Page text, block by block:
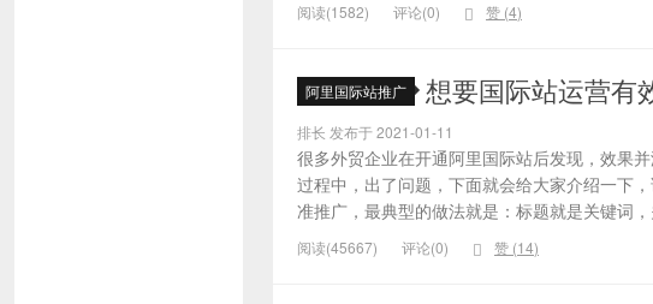
阅读(1582) 评论(0) 赞 (4)
阿里国际站推广 想要国际站运营有
排长 发布于 2021-01-11
很多外贸企业在开通阿里国际站后发现，效果
过程中，出了问题，下面就会给大家介绍一下
准推广，最典型的做法就是：标题就是关键词
阅读(45667) 评论(0) 赞 (14)